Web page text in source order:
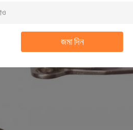
জমা দিন